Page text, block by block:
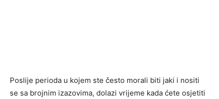
Poslije perioda u kojem ste često morali biti jaki i nositi
se sa brojnim izazovima, dolazi vrijeme kada ćete osjetiti